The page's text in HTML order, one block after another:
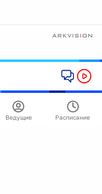
Ведущие Расписание